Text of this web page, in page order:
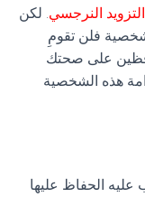
التزويد النرجسي . لكن
فلن تقومِ
على صحتك
هذه الشخصية
الحفاظ عليها